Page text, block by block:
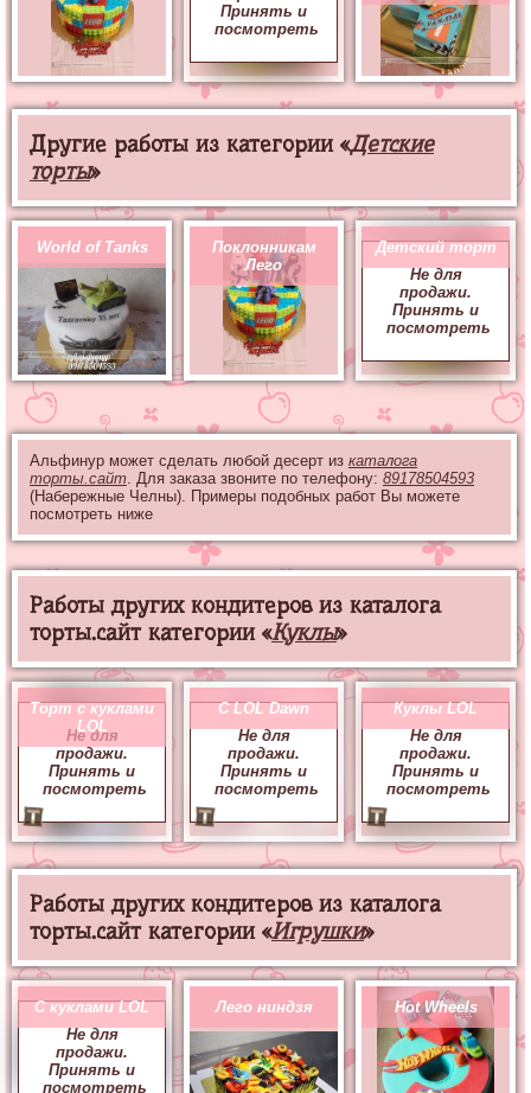
Принять и
посмотреть
Другие работы из категории «Детские
торты»
World of Tanks
Поклонникам
Лего
Детский торт
Не для
продажи.
Принять и
посмотреть
Альфинур может сделать любой десерт из каталога
торты.сайт. Для заказа звоните по телефону: 89178504593
(Набережные Челны). Примеры подобных работ Вы можете
посмотреть ниже
Работы других кондитеров из каталога
торты.сайт категории «Куклы»
Торт с куклами
LOL
Не для
продажи.
Принять и
посмотреть
C LOL Dawn
Не для
продажи.
Принять и
посмотреть
Куклы LOL
Не для
продажи.
Принять и
посмотреть
Работы других кондитеров из каталога
торты.сайт категории «Игрушки»
С куклами LOL
Не для
продажи.
Принять и
посмотреть
Лего ниндзя Hot Wheels